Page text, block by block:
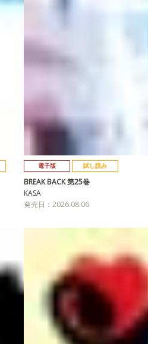
電子版 試し読み
BREAK BACK 第25巻
KASA
発売日：2026.08.06